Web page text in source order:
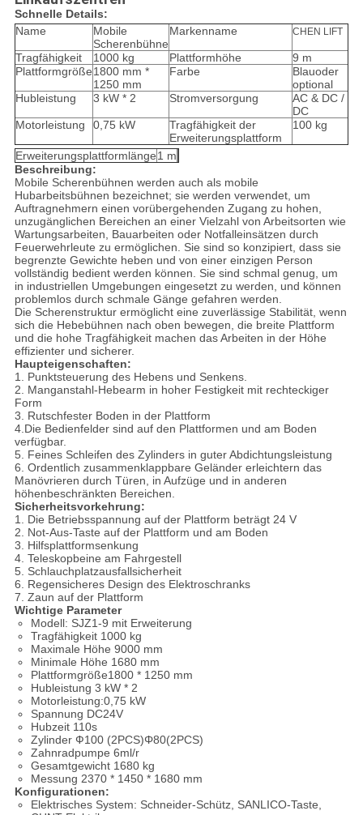
Schnelle Details:
Name
Mobile
Scherenbühne
Markenname CHEN LIFT
Tragfähigkeit 1000 kg Plattformhöhe
9 m
Plattformgröße1800 mm *
1250 mm
Farbe
Blauoder
optional
Hubleistung
3 kW * 2 Stromversorgung
AC & DC /
DC
Motorleistung
0,75 kW
Tragfähigkeit der
Erweiterungsplattform
100 kg
Erweiterungsplattformlänge1 m
Beschreibung:
Mobile Scherenbühnen werden auch als mobile
Hubarbeitsbühnen bezeichnet; sie werden verwendet, um
Auftragnehmern einen vorübergehenden Zugang zu hohen,
unzugänglichen Bereichen an einer Vielzahl von Arbeitsorten wie
Wartungsarbeiten, Bauarbeiten oder Notfalleinsätzen durch
Feuerwehrleute zu ermöglichen. Sie sind so konzipiert, dass sie
begrenzte Gewichte heben und von einer einzigen Person
vollständig bedient werden können. Sie sind schmal genug, um
in industriellen Umgebungen eingesetzt zu werden, und können
problemlos durch schmale Gänge gefahren werden.
Die Scherenstruktur ermöglicht eine zuverlässige Stabilität, wenn
sich die Hebebühnen nach oben bewegen, die breite Plattform
und die hohe Tragfähigkeit machen das Arbeiten in der Höhe
effizienter und sicherer.
Haupteigenschaften:
1. Punktsteuerung des Hebens und Senkens.
2. Manganstahl-Hebearm in hoher Festigkeit mit rechteckiger
Form
3. Rutschfester Boden in der Plattform
4.Die Bedienfelder sind auf den Plattformen und am Boden
verfügbar.
5. Feines Schleifen des Zylinders in guter Abdichtungsleistung
6. Ordentlich zusammenklappbare Geländer erleichtern das
Manövrieren durch Türen, in Aufzüge und in anderen
höhenbeschränkten Bereichen.
Sicherheitsvorkehrung:
1. Die Betriebsspannung auf der Plattform beträgt 24 V
2. Not-Aus-Taste auf der Plattform und am Boden
3. Hilfsplattformsenkung
4. Teleskopbeine am Fahrgestell
5. Schlauchplatzausfallsicherheit
6. Regensicheres Design des Elektroschranks
7. Zaun auf der Plattform
Wichtige Parameter
Modell: SJZ1-9 mit Erweiterung
Tragfähigkeit 1000 kg
Maximale Höhe 9000 mm
Minimale Höhe 1680 mm
Plattformgröße1800 * 1250 mm
Hubleistung 3 kW * 2
Motorleistung:0,75 kW
Spannung DC24V
Hubzeit 110s
Zylinder Ф100 (2PCS)Φ80(2PCS)
Zahnradpumpe 6ml/r
Gesamtgewicht 1680 kg
Messung 2370 * 1450 * 1680 mm
Konfigurationen:
Elektrisches System: Schneider-Schütz, SANLICO-Taste,